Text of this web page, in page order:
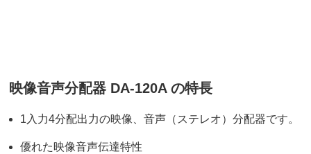
映像音声分配器 DA-120A の特長
1入力4分配出力の映像、音声（ステレオ）分配器です。
優れた映像音声伝達特性